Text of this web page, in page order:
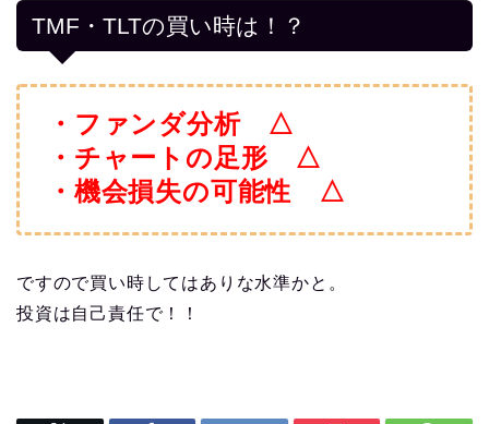
TMF・TLTの買い時は！？
・ファンダ分析 △
・チャートの足形 △
・機会損失の可能性 △
ですので買い時してはありな水準かと。
投資は自己責任で！！